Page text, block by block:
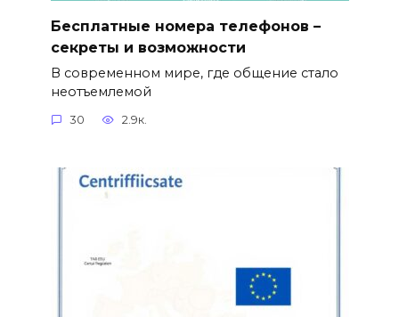
Бесплатные номера телефонов –
секреты и возможности
В современном мире, где общение стало
неотъемлемой
30 2.9к.